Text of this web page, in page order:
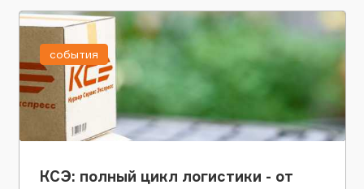
КСЭ: полный цикл логистики - от
события